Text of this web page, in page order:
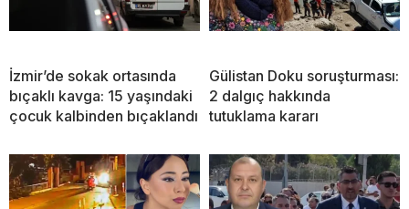
İzmir’de sokak ortasında
bıçaklı kavga: 15 yaşındaki
çocuk kalbinden bıçaklandı
Gülistan Doku soruşturması:
2 dalgıç hakkında
tutuklama kararı